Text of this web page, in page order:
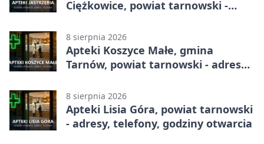
Ciężkowice, powiat tarnowski -
8 sierpnia 2026
Apteki Koszyce Małe, gmina
Tarnów, powiat tarnowski - adresy,
8 sierpnia 2026
Apteki Lisia Góra, powiat tarnowski
- adresy, telefony, godziny otwarcia